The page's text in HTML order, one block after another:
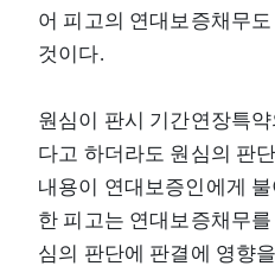
어 피고의 연대보증채무
것이다.
원심이 판시 기간연장특
다고 하더라도 원심의 판
내용이 연대보증인에게
한 피고는 연대보증채무
심의 판단에 판결에 영향